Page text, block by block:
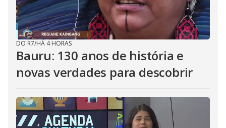
DO R7/HÁ 4 HORAS
Bauru: 130 anos de história e
novas verdades para descobrir